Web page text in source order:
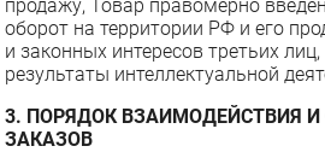
продажу, Товар правомерно
оборот на территории РФ и его
и законных интересов третьих
результаты интеллектуальной
3. ПОРЯДОК ВЗАИМОДЕЙСТВИЯ
ЗАКАЗОВ